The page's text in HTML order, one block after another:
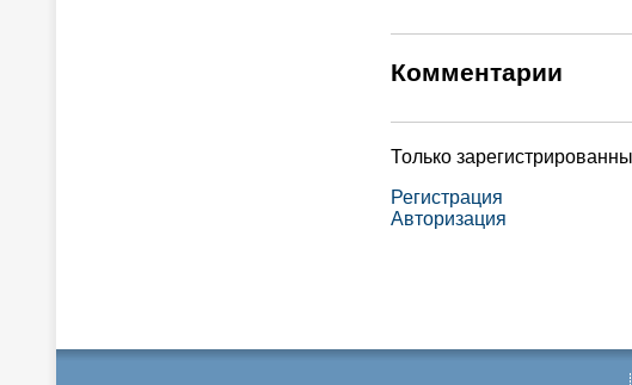
Комментарии
Только
Регистрация
Авторизация